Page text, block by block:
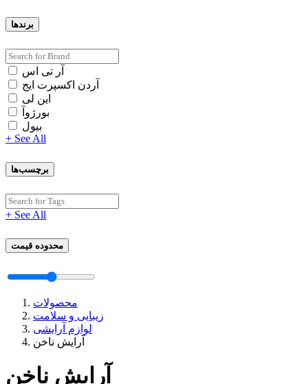
برندها
آر تی اس
آردن اکسپرت ایج
این لی
بورژوآ
بیول
+ See All
برچسب‌ها
+ See All
محدوده قیمت
محصولات
زیبایی و سلامت
لوازم آرایشی
آرایش ناخن
آرایش ناخن